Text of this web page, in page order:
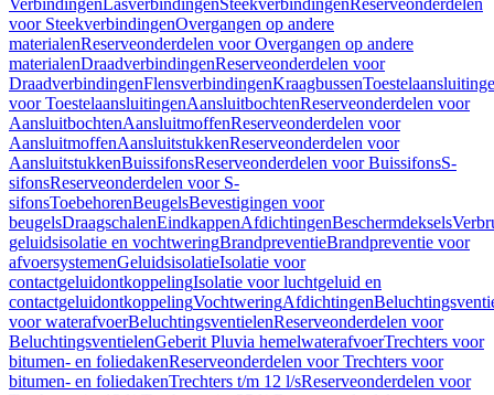
VerbindingenLasverbindingenSteekverbindingenReserveonderdelen
voor SteekverbindingenOvergangen op andere
materialenReserveonderdelen voor Overgangen op andere
materialenDraadverbindingenReserveonderdelen voor
DraadverbindingenFlensverbindingenKraagbussen
voor ToestelaansluitingenAansluitbochtenReserveonderdelen voor
AansluitbochtenAansluitmoffenReserveonderdelen voor
AansluitmoffenAansluitstukkenReserveonderdelen voor
AansluitstukkenBuissifonsReserveonderdelen voor BuissifonsS-
sifonsReserveonderdelen voor S-
sifonsToebehorenBeugelsBevestigingen voor
beugelsDraagschalenEindkappenAfdichtingenBeschermdeksels
geluidsisolatie en vochtweringBrandpreventieBrandpreventie voor
afvoersystemenGeluidsisolatieIsolatie voor
contactgeluidontkoppelingIsolatie voor luchtgeluid en
contactgeluidontkoppelingVochtweringAfdichtingen
voor waterafvoerBeluchtingsventielenReserveonderdelen voor
BeluchtingsventielenGeberit Pluvia hemelwaterafvoerTrechters voor
bitumen- en foliedakenReserveonderdelen voor Trechters voor
bitumen- en foliedakenTrechters t/m 12 l/sReserveonderdelen voor